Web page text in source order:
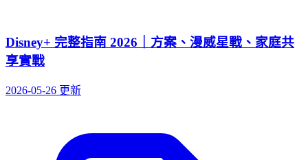
Disney+ 完整指南 2026｜方案、漫威星戰、家庭共
享實戰
2026-05-26 更新